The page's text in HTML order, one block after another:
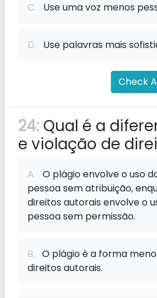
C. Use uma voz menos
D. Use palavras mais
Check
24: Qual é a
e violação de
A. O plágio envolve o uso
pessoa sem atribuição,
direitos autorais envolve o
pessoa sem permissão.
B. O plágio é a forma
direitos autorais.